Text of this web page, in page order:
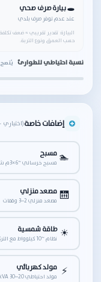
🕳️ بيارة صرف صحي
عند عدم توفر صرف بلدي
حسب العمق ونوع التربة.
نسبة احتياطي للطوارئ يُنصح بـ 10% لتقلب
إضافات خاصة(اختياري
🏊 مسبح
مسبح خرساني ~6×3م شامل الفلتر والمضخة والإضاءة
🛗 مصعد منزلي
مصعد منزلي 2–3 وقفات
☀ طاقة شمسية
نظام ~10 كيلوواط مع التركيب
⚡ مولد كهربائي
مولد احتياطي 20–30 kVA مع لوحة تحويل